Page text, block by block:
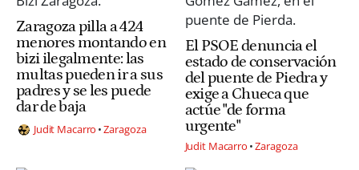
Zaragoza pilla a 424
menores montando en
bizi ilegalmente: las
multas pueden ir a sus
padres y se les puede
dar de baja
Judit Macarro Zaragoza
El PSOE denuncia el
estado de conservación
del puente de Piedra y
exige a Chueca que
actúe "de forma
urgente"
Judit Macarro Zaragoza